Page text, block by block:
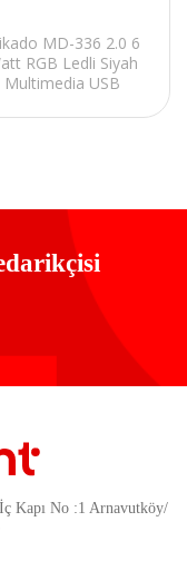
MD-336 2.0 6
RGB Ledli Siyah
Multimedia USB
Kapı No :1 Arnavutköy/